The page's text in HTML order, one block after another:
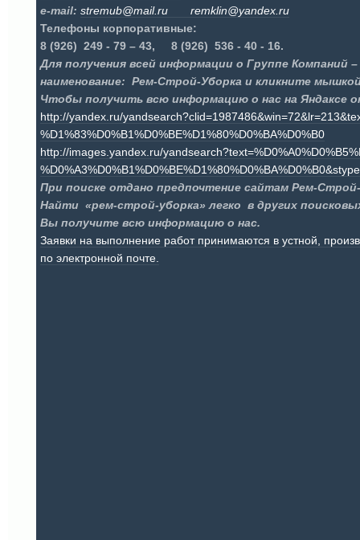
e-mail: stremub@mail.ru remklin@yandex ru
Телефоны корпоративные:
8 (926) 249 - 79 – 43, 8 (926) 536 - 40 - 16.
Для получения всей информации о Группе Компаний
наименование: Рем-Строй-Уборка и кликните
Чтобы получить всю информацию о нас на Яндаксе
http://yandex.ru/
%D1%83%D0%B1%D0%BE%D1%80%D0%BA%D0%B0
http://images.yandex.ru/
При поиске отдано предпочтение сайтам Рем-
Найти «рем-строй-уборка» легко в других
Вы получите всю информацию о нас.
Заявки на выполнение работ принимаются в устной,
по электронной почте.